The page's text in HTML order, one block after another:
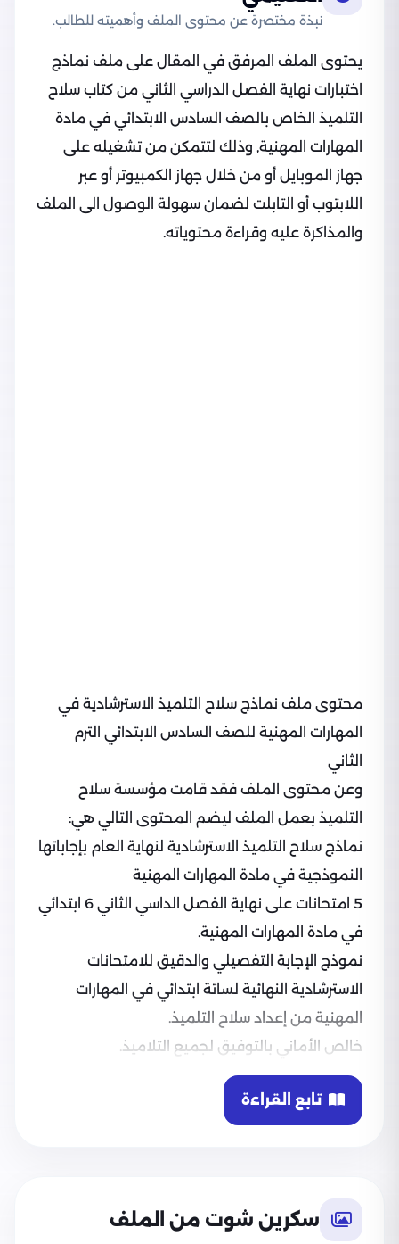
نبذة مختصرة عن محتوى الملف وأهميته للطالب.
يحتوى الملف المرفق في المقال على ملف نماذج
اختبارات نهاية الفصل الدراسي الثاني من كتاب سلاح
التلميذ الخاص بالصف السادس الابتدائي في مادة
المهارات المهنية, وذلك لتتمكن من تشغيله على
جهاز الموبايل أو من خلال جهاز الكمبيوتر أو عبر
اللابتوب أو التابلت لضمان سهولة الوصول الى الملف
والمذاكرة عليه وقراءة محتوياته.
محتوى ملف نماذج سلاح التلميذ الاسترشادية في
المهارات المهنية للصف السادس الابتدائي الترم
الثاني
وعن محتوى الملف فقد قامت مؤسسة سلاح
التلميذ بعمل الملف ليضم المحتوى التالي هي:
نماذج سلاح التلميذ الاسترشادية لنهاية العام بإجاباتها
النموذجية في مادة المهارات المهنية
5 امتحانات على نهاية الفصل الداسي الثاني 6 ابتدائي
في مادة المهارات المهنية.
نموذج الإجابة التفصيلي والدقيق للامتحانات
الاسترشادية النهائية لساتة ابتدائي في المهارات
المهنية من إعداد سلاح التلميذ.
خالص الأماني بالتوفيق لجميع التلاميذ.
تابع القراءة
سكرين شوت من الملف